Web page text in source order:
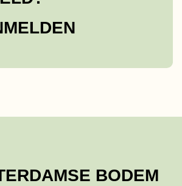
BODEM